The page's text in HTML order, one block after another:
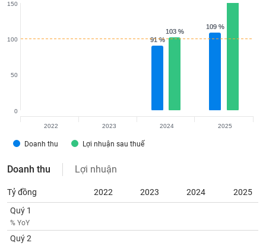
91 %
91 %
109 %
109 %
103 %
103 %
Doanh thu Lợi nhuận sau thuế
0
50
100
150
2022 2023 2024 2025
Doanh thu Lợi nhuận
Tỷ đồng 2022 2023 2024
2025
Quý 1
% YoY
Quý 2
Lãnh
Tin
tức
Bài
của
tác
giả
(-)